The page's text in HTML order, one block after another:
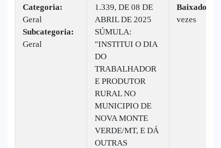
Categoria:
Geral
Subcategoria:
Geral
1.339, DE 08 DE
ABRIL DE 2025
SÚMULA:
"INSTITUI O DIA
DO
TRABALHADOR
E PRODUTOR
RURAL NO
MUNICIPIO DE
NOVA MONTE
VERDE/MT, E DÁ
OUTRAS
Baixado:
vezes